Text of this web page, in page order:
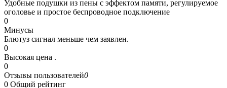
Удобные подушки из пены с эффектом памяти, регулируемое
оголовье и простое беспроводное подключение
0
Минусы
Блютуз сигнал меньше чем заявлен.
0
Высокая цена .
0
Отзывы пользователей0
0 Общий рейтинг